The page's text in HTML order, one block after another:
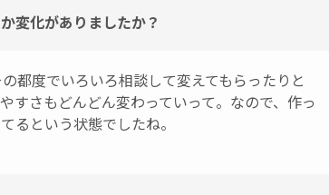
変化がありましたか？
都度でいろいろ相談して変えてもらったりと
すさもどんどん変わっていって。なので、作っ
るという状態でしたね。